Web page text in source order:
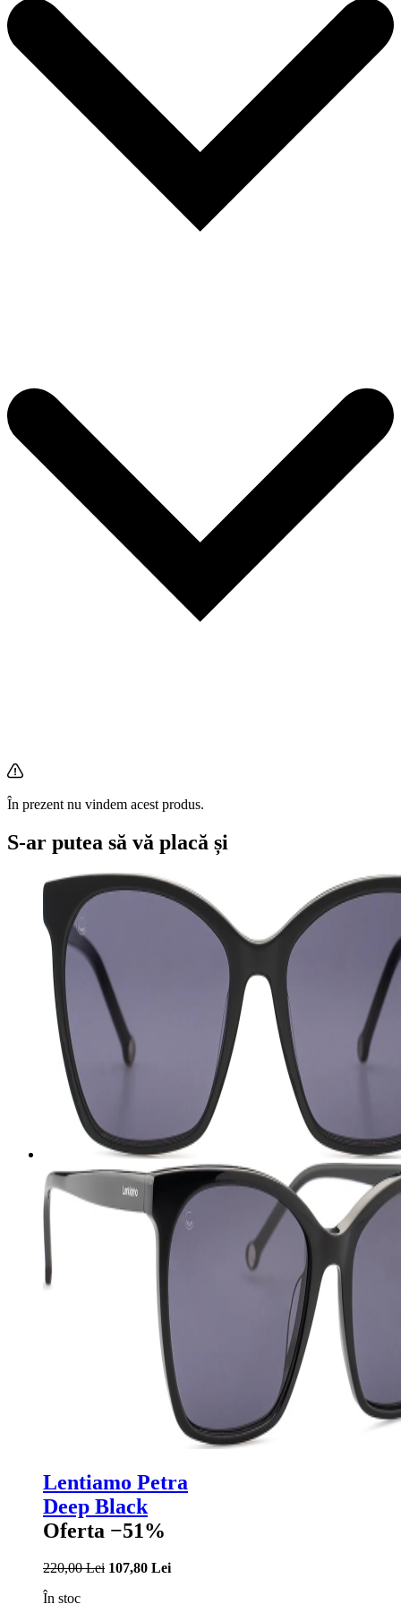
În prezent nu vindem acest produs.
S-ar putea să vă placă și
Lentiamo Petra
Deep Black
Oferta −51%
220,00 Lei 107,80 Lei
În stoc